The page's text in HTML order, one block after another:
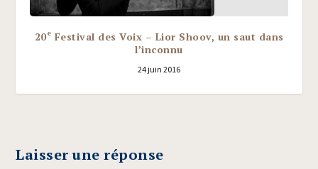
20e Festival des Voix – Lior Shoov, un saut dans
l’inconnu
24 juin 2016
Laisser une réponse